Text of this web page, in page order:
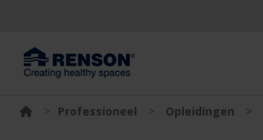
> Professioneel > Opleidingen >